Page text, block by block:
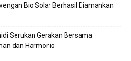
Bio Solar Berhasil Diamankan
Serukan Gerakan Bersama
dan Harmonis